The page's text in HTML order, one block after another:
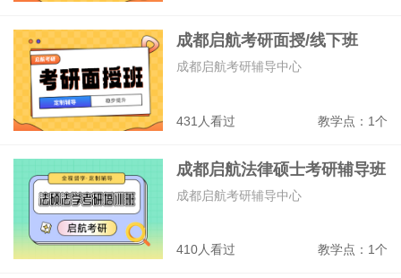
成都启航考研面授/线下班
431人看过 教学点：1个
成都启航考研辅导中心
成都启航法律硕士考研辅导班
410人看过 教学点：1个
成都启航考研辅导中心